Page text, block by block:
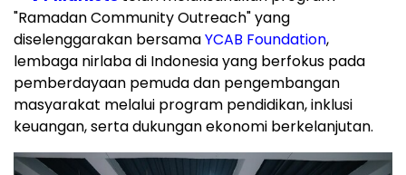
"Ramadan Community Outreach" yang
diselenggarakan bersamaYCAB Foundation,
lembaga nirlaba di Indonesia yang berfokus pada
pemberdayaan pemuda dan pengembangan
masyarakat melalui program pendidikan, inklusi
keuangan, serta dukungan ekonomi berkelanjutan.